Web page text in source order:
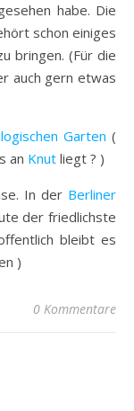
habe. Die
schon einiges
bringen. (Für die
auch gern etwas
Garten (
an Knut liegt ? )
In der Berliner
der friedlichste
bleibt es
)
0 Kommentare